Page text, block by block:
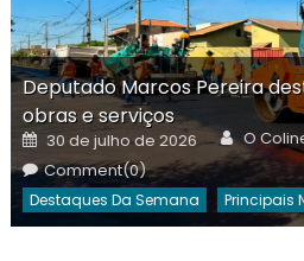
Deputado Marcos Pereira
obras e serviços
Posted
on
30 de julho de 2026 Author
O
Comment(0)
Destaques Da Semana Principais